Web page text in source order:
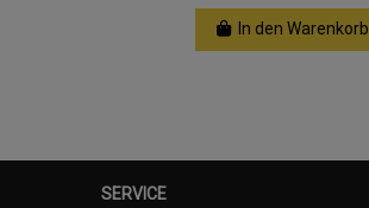
In den Warenkorb
SERVICE